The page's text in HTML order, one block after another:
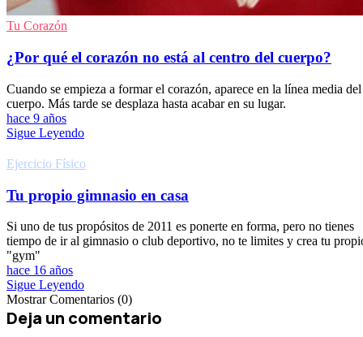
Tu Corazón
¿Por qué el corazón no está al centro del cuerpo?
Cuando se empieza a formar el corazón, aparece en la línea media del
cuerpo. Más tarde se desplaza hasta acabar en su lugar.
hace 9 años
Sigue Leyendo
Ejercicio Fí­sico
Tu propio gimnasio en casa
Si uno de tus propósitos de 2011 es ponerte en forma, pero no tienes
tiempo de ir al gimnasio o club deportivo, no te limites y crea tu
"gym"
hace 16 años
Sigue Leyendo
Mostrar Comentarios (0)
Deja un comentario